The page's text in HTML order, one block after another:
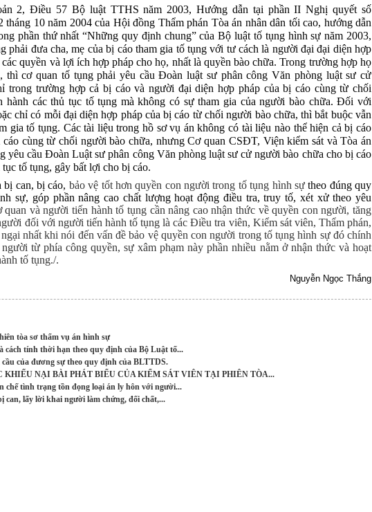
2, Điều 57 Bộ luật TTHS năm 2003, Hướng dẫn tại phần II Nghị quyết số
10 năm 2004 của Hội đồng Thẩm phán Tòa án nhân dân tối cao, hướng dẫn
phần thứ nhất “Những quy định chung” của Bộ luật tố tụng hình sự năm 2003,
phải đưa cha, mẹ của bị cáo tham gia tố tụng với tư cách là người đại đại diện hợp
quyền và lợi ích hợp pháp cho họ, nhất là quyền bào chữa. Trong trường hợp họ
thì cơ quan tố tụng phải yêu cầu Đoàn luật sư phân công Văn phòng luật sư cử
trong trường hợp cả bị cáo và người đại diện hợp pháp của bị cáo cùng từ chối
hành các thủ tục tố tụng mà không có sự tham gia của người bào chữa. Đối với
chỉ có mỗi đại diện hợp pháp của bị cáo từ chối người bào chữa, thì bắt buộc vẫn
gia tố tụng. Các tài liệu trong hồ sơ vụ án không có tài liệu nào thể hiện cả bị cáo
cùng từ chối người bào chữa, nhưng Cơ quan CSĐT, Viện kiểm sát và Tòa án
yêu cầu Đoàn Luật sư phân công Văn phòng luật sư cử người bào chữa cho bị cáo
tố tụng, gây bất lợi cho bị cáo.
bị can, bị cáo, bảo vệ tốt hơn quyền con người trong tố tụng hình sựtheo đúng quy
sự, góp phần nâng cao chất lượng hoạt động điều tra, truy tố, xét xử theo yêu
quan và người tiến hành tố tụng cần nâng cao nhận thức về quyền con người, tăng
đối với người tiến hành tố tụng là các Điều tra viên, Kiểm sát viên, Thẩm phán,
nhất khi nói đến vấn đề bảo vệ quyền con người trong tố tụng hình sự đó chính
từ phía công quyền, sự xâm phạm này phần nhiều nằm ở nhận thức và hoạt
tố tụng./.
Nguyễn Ngọc Thắng
tòa sơ thẩm vụ án hình sự
cách tính thời hạn theo quy định của Bộ Luật tố...
của đương sự theo quy định của BLTTDS.
KHIẾU NẠI BÀI PHÁT BIỂU CỦA KIỂM SÁT VIÊN TẠI PHIÊN TÒA...
chế tình trạng tồn đọng loại án ly hôn với người...
can, lấy lời khai người làm chứng, đối chất,...